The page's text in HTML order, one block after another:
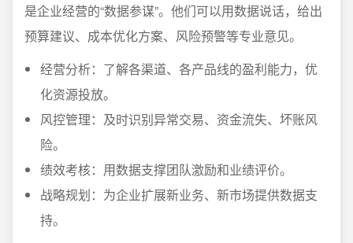
是企业经营的“数据参谋”。他们可以用数据说话，给出
预算建议、成本优化方案、风险预警等专业意见。
经营分析：了解各渠道、各产品线的盈利能力，优
化资源投放。
风控管理：及时识别异常交易、资金流失、坏账风
险。
绩效考核：用数据支撑团队激励和业绩评价。
战略规划：为企业扩展新业务、新市场提供数据支
持。